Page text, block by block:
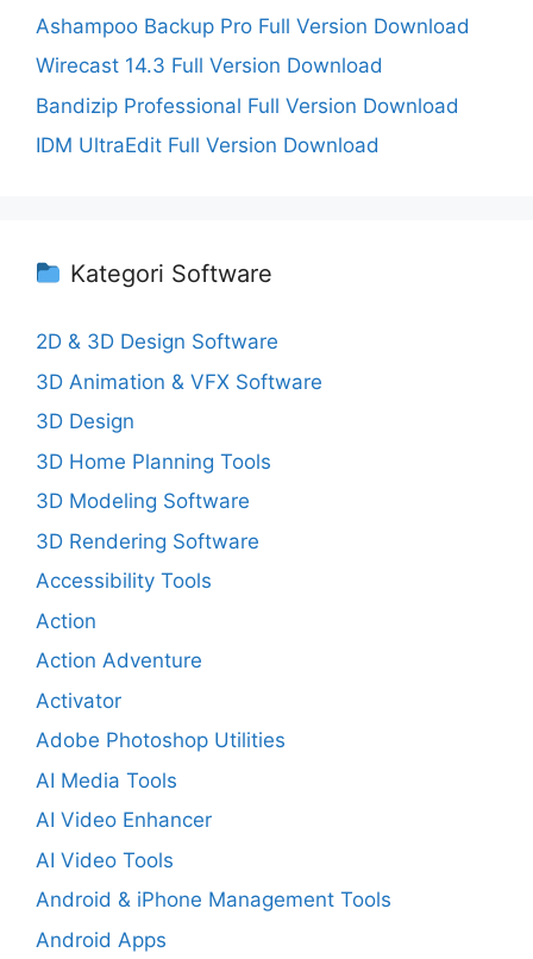
Ashampoo Backup Pro Full Version Download
Wirecast 14.3 Full Version Download
Bandizip Professional Full Version Download
IDM UltraEdit Full Version Download
Kategori Software
2D & 3D Design Software
3D Animation & VFX Software
3D Design
3D Home Planning Tools
3D Modeling Software
3D Rendering Software
Accessibility Tools
Action
Action Adventure
Activator
Adobe Photoshop Utilities
AI Media Tools
AI Video Enhancer
AI Video Tools
Android & iPhone Management Tools
Android Apps